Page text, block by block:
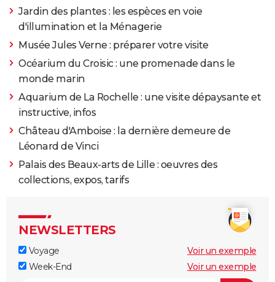
Jardin des plantes : les espèces en voie
d'illumination et la Ménagerie
Musée Jules Verne : préparer votre visite
Océarium du Croisic : une promenade dans le
monde marin
Aquarium de La Rochelle : une visite dépaysante et
instructive, infos
Château d'Amboise : la dernière demeure de
Léonard de Vinci
Palais des Beaux-arts de Lille : oeuvres des
collections, expos, tarifs
NEWSLETTERS
Voyage
Voir un exemple
Week-End
Voir un exemple